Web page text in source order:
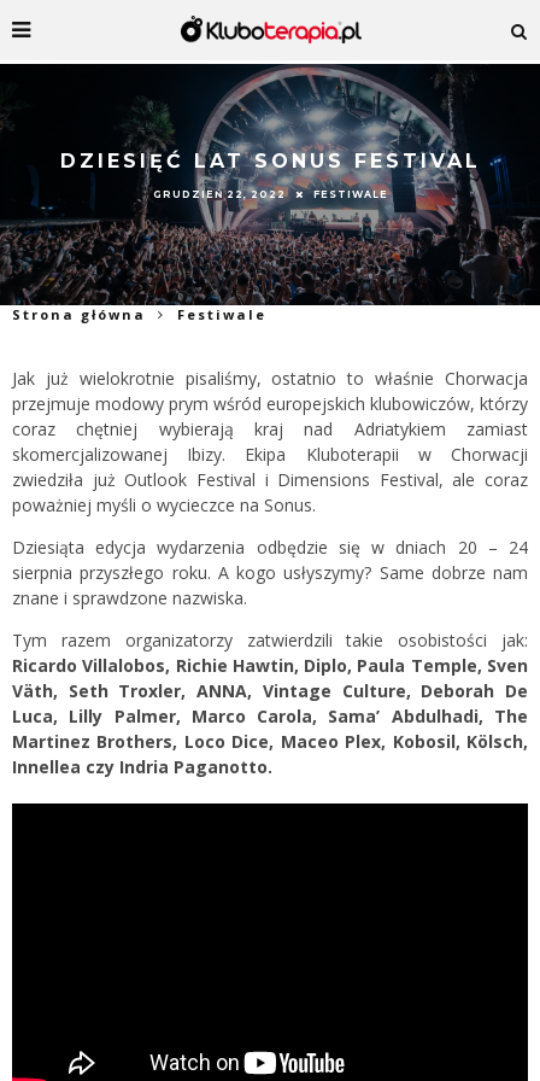
DZIESIĘĆ LAT SONUS FESTIVAL
GRUDZIEŃ 22, 2022 FESTIWALE
Strona główna Festiwale
Jak już wielokrotnie pisaliśmy, ostatnio to właśnie Chorwacja
przejmuje modowy prym wśród europejskich klubowiczów, którzy
coraz chętniej wybierają kraj nad Adriatykiem zamiast
skomercjalizowanej Ibizy. Ekipa Kluboterapii w Chorwacji
zwiedziła już Outlook Festival i Dimensions Festival, ale coraz
poważniej myśli o wycieczce na Sonus.
Dziesiąta edycja wydarzenia odbędzie się w dniach 20 – 24
sierpnia przyszłego roku. A kogo usłyszymy? Same dobrze nam
znane i sprawdzone nazwiska.
Tym razem organizatorzy zatwierdzili takie osobistości jak:
Ricardo Villalobos, Richie Hawtin, Diplo, Paula Temple, Sven
Väth, Seth Troxler, ANNA, Vintage Culture, Deborah De
Luca, Lilly Palmer, Marco Carola, Sama’ Abdulhadi, The
Martinez Brothers, Loco Dice, Maceo Plex, Kobosil, Kölsch,
Innellea czy Indria Paganotto.